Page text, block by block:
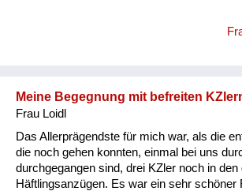
war das Purtschellerhaus. Und da haben
Meine Begegnung mit befreiten
Frau Loidl
Das Allerprägendste für mich war, als die
die noch gehen konnten, einmal bei uns
durchgegangen sind, drei KZler noch in den
Häftlingsanzügen. Es war ein sehr schöner